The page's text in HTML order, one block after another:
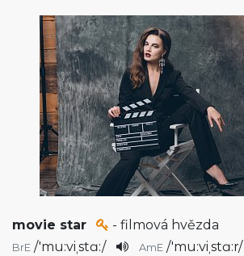
movie star - filmová hvězda
BrE /'mu:viˌstɑ:/ AmE /'mu:viˌstɑ:r/